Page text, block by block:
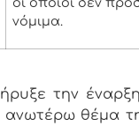
νόμιμα.
την
ανωτέρω θέμα